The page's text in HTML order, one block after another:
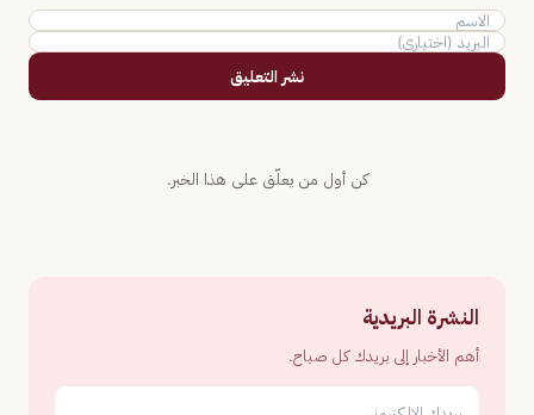
نشر التعليق
كن أول من يعلّق على هذا الخبر.
النشرة البريدية
أهم الأخبار إلى بريدك كل صباح.